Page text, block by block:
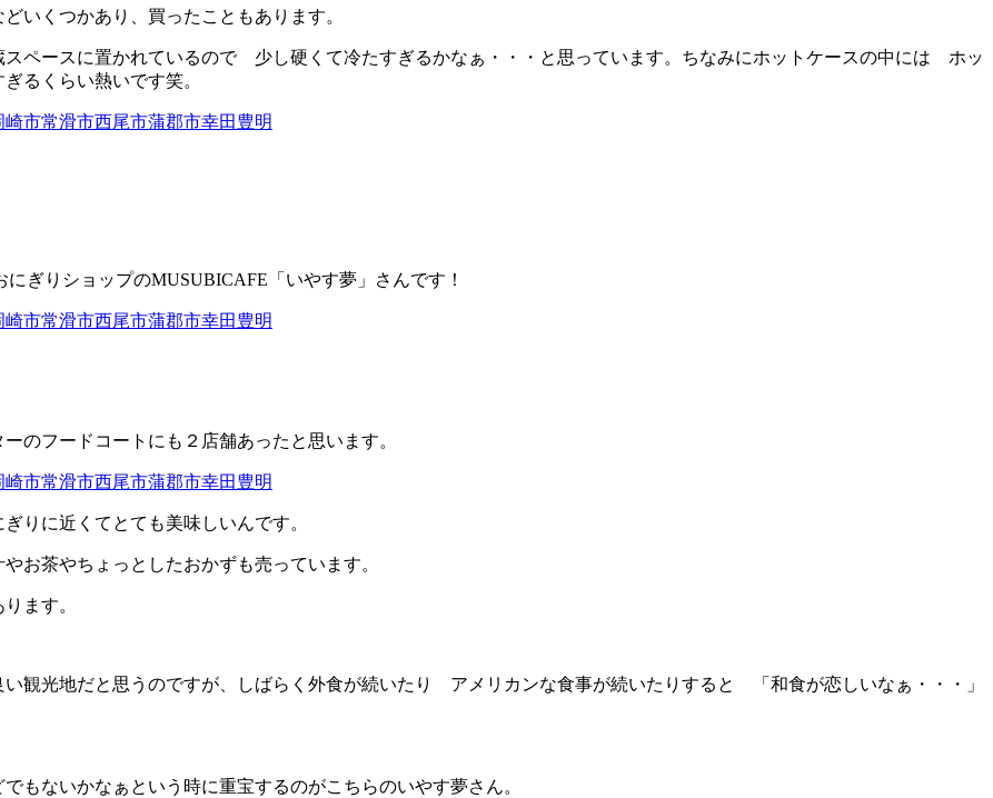
いくつかあり、買ったこともあります。
ペースに置かれているので 少し硬くて冷たすぎるかなぁ・・・と思っています。ちなみにホットケースの中には ホッ
るくらい熱いです笑。
ぎりショップのMUSUBICAFE「いやす夢」さんです！
のフードコートにも２店舗あったと思います。
りに近くてとても美味しいんです。
お茶やちょっとしたおかずも売っています。
ます。
観光地だと思うのですが、しばらく外食が続いたり アメリカンな食事が続いたりすると 「和食が恋しいなぁ・・・」
もないかなぁという時に重宝するのがこちらのいやす夢さん。